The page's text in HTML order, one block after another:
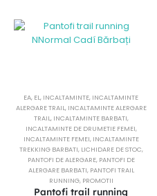
EA, EL, INCALTAMINTE, INCALTAMINTE
ALERGARE TRAIL, INCALTAMINTE ALERGARE
TRAIL, INCALTAMINTE BARBATI,
INCALTAMINTE DE DRUMETIE FEMEI,
INCALTAMINTE FEMEI, INCALTAMINTE
TREKKING BARBATI, LICHIDARE DE STOC,
PANTOFI DE ALERGARE, PANTOFI DE
ALERGARE BARBATI, PANTOFI TRAIL
RUNNING, PROMOTII
Pantofi trail running